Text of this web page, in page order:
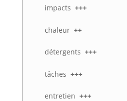
impacts +++
chaleur ++
détergents +++
tâches +++
entretien +++